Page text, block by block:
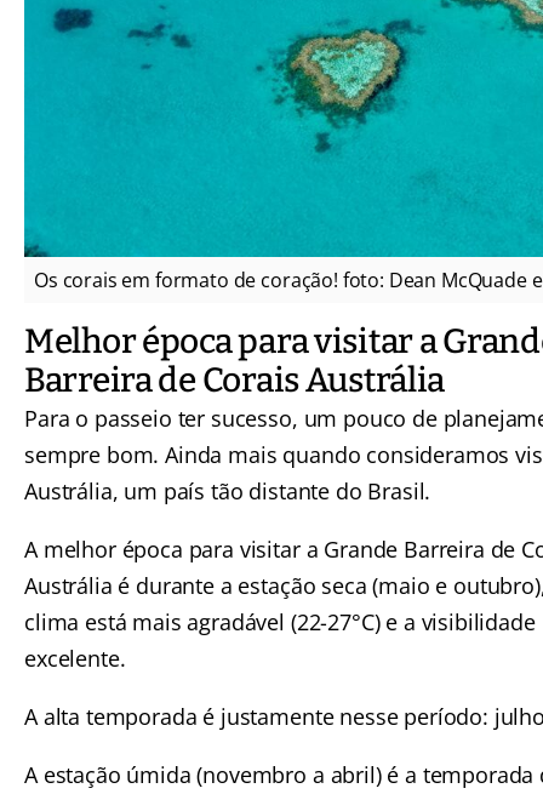
Os corais em formato de coração! foto: Dean McQuade
Melhor época para visitar a
Barreira de Corais Austrália
Para o passeio ter sucesso, um pouco de
sempre bom. Ainda mais quando consideramos
Austrália, um país tão distante do Brasil.
A melhor época para visitar a Grande Barreira de
Austrália é durante a estação seca (maio e
clima está mais agradável (22-27°C) e a visibilidade
excelente.
A alta temporada é justamente nesse período:
A estação úmida (novembro a abril) é a temporada